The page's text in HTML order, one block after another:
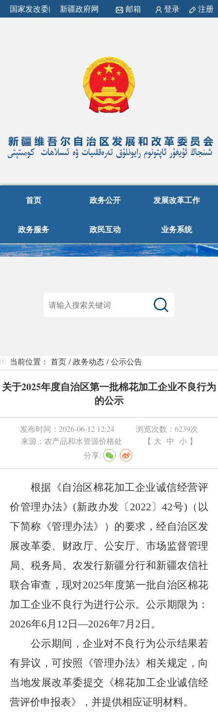
国家发改委| 新疆政府网 邮箱 登录 注册
首页 政务公开 发展改革工作
政务服务 政民互动 业务系统
当前位置： 首页 /政务动态 /公示公告
关于2025年度自治区第一批棉花加工企业不良行为
的公示
发布时间： 2026-06-12 12:24 浏览次数： 6239次
来源： 农产品和水资源价格处 【 大 中 小 】
分享:
根据《自治区棉花加工企业诚信经营评
价管理办法》 (新政办发〔 2022〕42号) （以
下简称《管理办法》）的要求，经自治区发
展改革委、财政厅、公安厅、市场监督管理
局、税务局、农发行新疆分行和新疆农信社
联合审查，现对2025年度第一批自治区棉花
加工企业不良行为进行公示。公示期限为：
2026年6 月 1 2 日—2026年7 月 2 日。
公示期间，企业对不良行为公示结果若
有异议，可按照《管理办法》相关规定，向
当地发展改革委提交《棉花加工企业诚信经
营评价申报表》，并提供相应证明材料。